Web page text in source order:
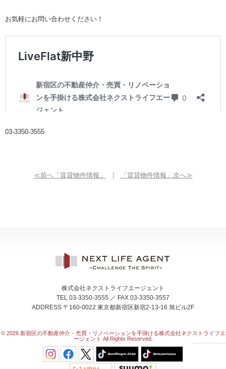
お気軽にお問い合わせください！
03-3350-3555
≪前へ「賃貸物件情報」 ｜ 「賃貸物件情報」次へ≫
株式会社ネクストライフエージェント
TEL 03-3350-3555 ／ FAX 03-3350-3557
ADDRESS 〒160-0022 東京都新宿区新宿2-13-16 旭ビル2F
© 2026 新宿区の不動産仲介・売買・リノベーションを手掛ける株式会社ネクストライフエ
ージェント All Rights Reserved.